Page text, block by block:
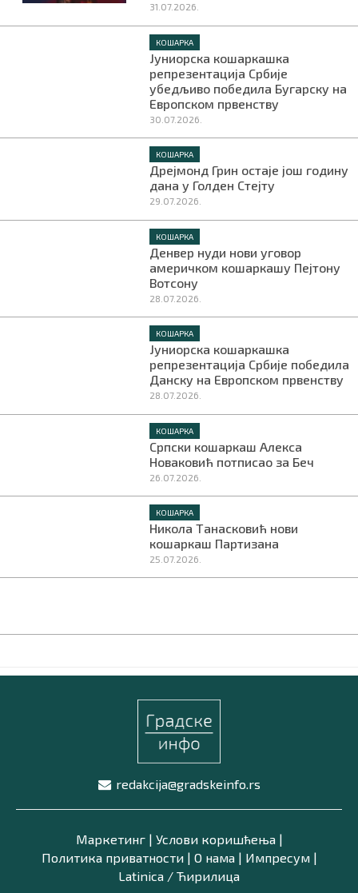
31.07.2026.
КОШАРКА
Јуниорска кошаркашка
репрезентација Србије
убедљиво победила Бугарску на
Европском првенству
30.07.2026.
КОШАРКА
Дрејмонд Грин остаје још годину
дана у Голден Стејту
29.07.2026.
КОШАРКА
Денвер нуди нови уговор
америчком кошаркашу Пејтону
Вотсону
28.07.2026.
КОШАРКА
Јуниорска кошаркашка
репрезентација Србије победила
Данску на Европском првенству
28.07.2026.
КОШАРКА
Српски кошаркаш Алекса
Новаковић потписао за Беч
26.07.2026.
КОШАРКА
Никола Танасковић нови
кошаркаш Партизана
25.07.2026.
redakcija@gradskeinfo.rs
Маркетинг| Услови коришћења|
Политика приватности| О нама| Импресум|
Latinica / Ћирилица